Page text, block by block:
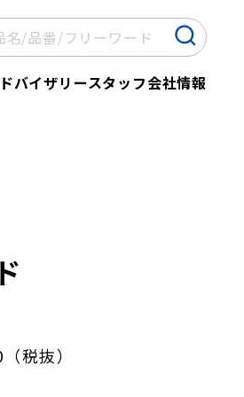
バイザリースタッフ会社情報
税抜）